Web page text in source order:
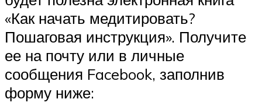
«Как начать медитировать?
Пошаговая инструкция». Получите
ее на почту или в личные
сообщения Facebook, заполнив
форму ниже: